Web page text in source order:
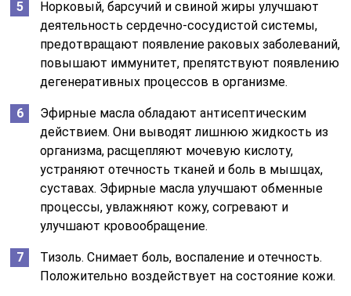
Норковый, барсучий и свиной жиры улучшают
деятельность сердечно-сосудистой системы,
предотвращают появление раковых заболеваний,
повышают иммунитет, препятствуют появлению
дегенеративных процессов в организме.
Эфирные масла обладают антисептическим
действием. Они выводят лишнюю жидкость из
организма, расщепляют мочевую кислоту,
устраняют отечность тканей и боль в мышцах,
суставах. Эфирные масла улучшают обменные
процессы, увлажняют кожу, согревают и
улучшают кровообращение.
Тизоль. Снимает боль, воспаление и отечность.
Положительно воздействует на состояние кожи.